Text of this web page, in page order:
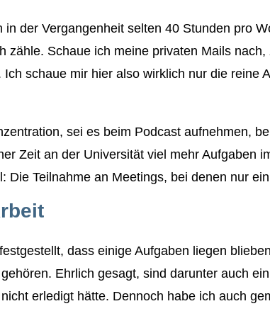
der Vergangenheit selten 40 Stunden pro
zähle. Schaue ich meine privaten Mails
schaue mir hier also wirklich nur die reine
sei es beim Podcast aufnehmen,
Zeit an der Universität viel mehr Aufgaben
Teilnahme an Meetings, bei denen nur
dass einige Aufgaben liegen
Ehrlich gesagt, sind darunter auch
erledigt hätte. Dennoch habe ich auch